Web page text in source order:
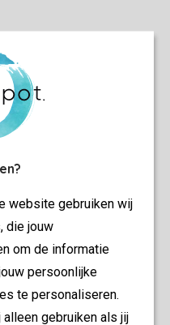
website gebruiken wij
die jouw
om de informatie
persoonlijke
te personaliseren.
gebruiken als jij
2-
tv
en hoofdkussens